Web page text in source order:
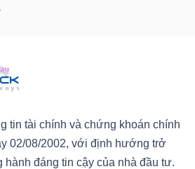
tin tài chính và chứng khoán chính
02/08/2002, với định hướng trở
đáng tin cậy của nhà đầu tư.